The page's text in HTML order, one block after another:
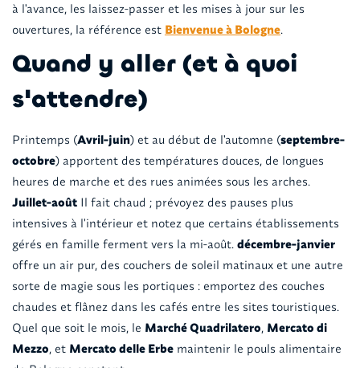
à l'avance, les laissez-passer et les mises à jour sur les
ouvertures, la référence est Bienvenue à Bologne.
Quand y aller (et à quoi
s'attendre)
Printemps (Avril-juin) et au début de l'automne (septembre-
octobre) apportent des températures douces, de longues
heures de marche et des rues animées sous les arches.
Juillet-aoûtIl fait chaud ; prévoyez des pauses plus
intensives à l'intérieur et notez que certains établissements
gérés en famille ferment vers la mi-août. décembre-janvier
offre un air pur, des couchers de soleil matinaux et une autre
sorte de magie sous les portiques : emportez des couches
chaudes et flânez dans les cafés entre les sites touristiques.
Quel que soit le mois, le Marché Quadrilatero, Mercato di
Mezzo, et Mercato delle Erbemaintenir le pouls alimentaire